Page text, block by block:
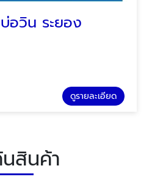
อวิน ระยอง
ดูรายละเอียด
สินค้า